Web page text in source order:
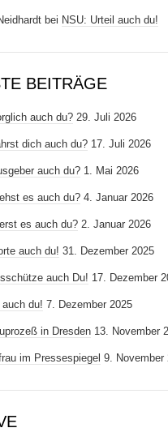
bei NSU: Urteil auch du!
BEITRÄGE
auch du? 29. Juli 2026
dich auch du? 17. Juli 2026
auch du? 1. Mai 2026
es auch du? 4. Januar 2026
es auch du? 2. Januar 2026
auch du! 31. Dezember 2025
auch Du! 17. Dezember
du! 7. Dezember 2025
in Dresden 13. November
im Pressespiegel 9. November